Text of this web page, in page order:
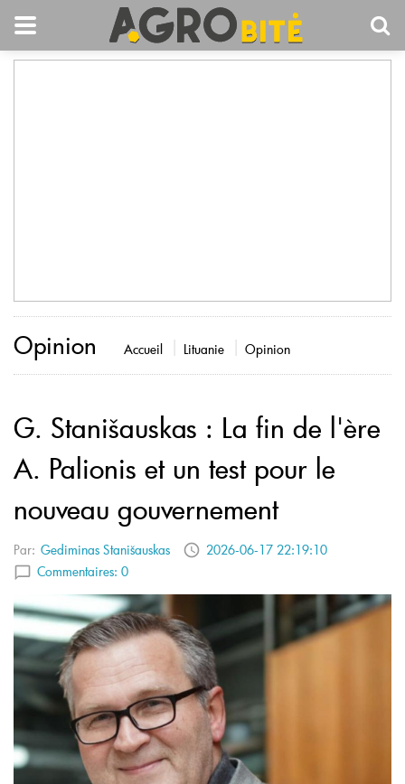
Opinion Accueil Lituanie Opinion
G. Stanišauskas : La fin de l'ère
A. Palionis et un test pour le
nouveau gouvernement
Par: Gediminas Stanišauskas
2026-06-17 22:19:10
Commentaires: 0